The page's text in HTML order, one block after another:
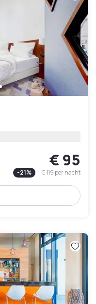
€ 95
-21% € 119per nacht